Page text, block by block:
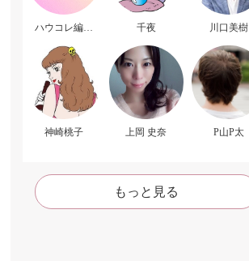
ハウコレ編集
千夜 川口美樹
神崎桃子 上岡 史奈 P山P太
もっと見る